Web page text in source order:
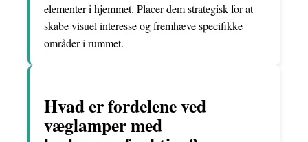
elementer i hjemmet. Placer dem strategisk for at
skabe visuel interesse og fremhæve specifikke
områder i rummet.
Hvad er fordelene ved
væglamper med